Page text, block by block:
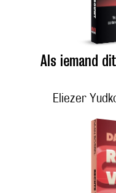
Als iemand
Eliezer